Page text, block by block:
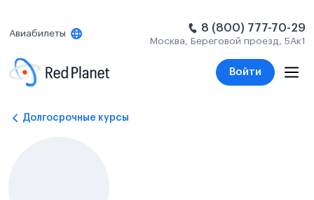
Авиабилеты 8 (800) 777-70-29
Москва, Береговой проезд, 5Ак1
Войти
Долгосрочные курсы